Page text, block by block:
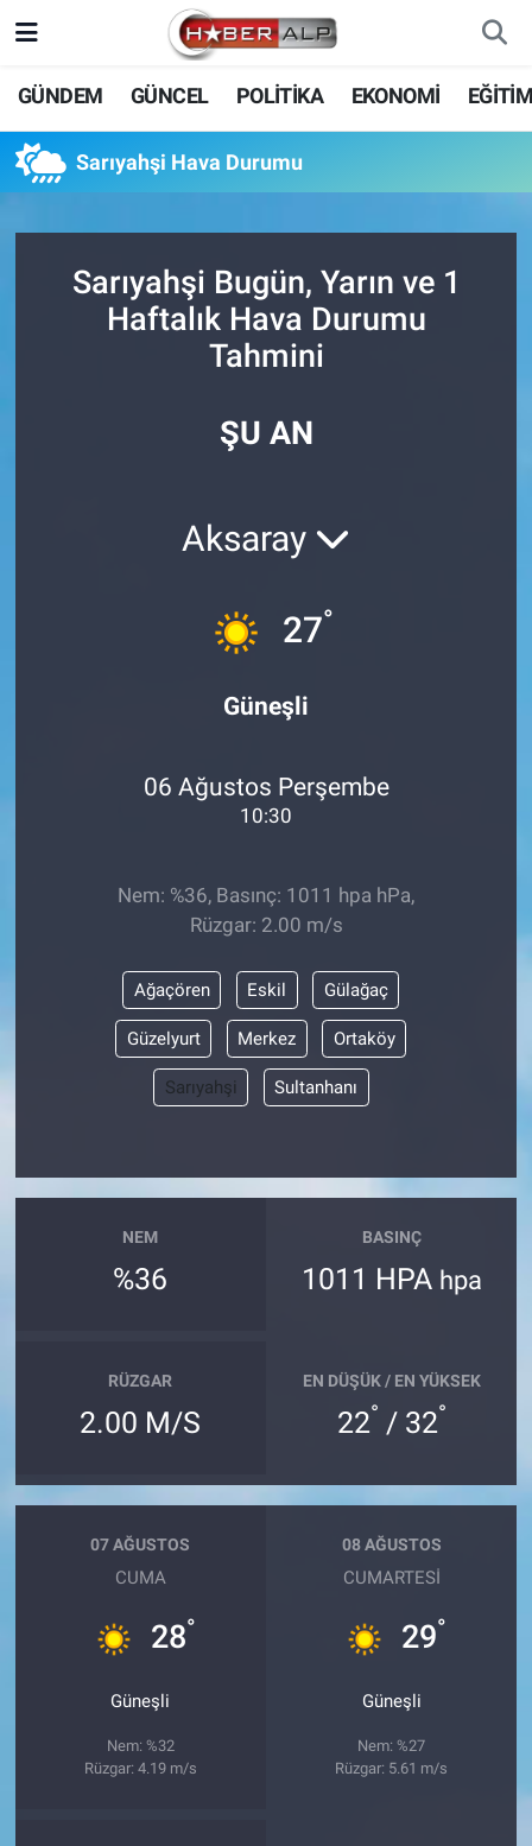
GÜNDEM GÜNCEL POLİTİKA EKONOMİ
Sarıyahşi Hava Durumu
Sarıyahşi Bugün, Yarın ve 1
Haftalık Hava Durumu
Tahmini
ŞU AN
Aksaray
27°
Güneşli
06 Ağustos Perşembe
10:30
Nem: %36, Basınç: 1011 hpa hPa,
Rüzgar: 2.00 m/s
Ağaçören Eskil Gülağaç
Güzelyurt Merkez Ortaköy
Sarıyahşi Sultanhanı
NEM
%36
BASINÇ
1011 HPA hpa
RÜZGAR
2.00 M/S
EN DÜŞÜK / EN YÜKSEK
22° / 32°
07 AĞUSTOS
CUMA
28°
Güneşli
Nem: %32
Rüzgar: 4.19 m/s
08 AĞUSTOS
CUMARTESI
29°
Güneşli
Nem: %27
Rüzgar: 5.61 m/s
Nöbetçi Eczaneler
Hava Durumu
Süper Lig Puan Durumu ve Fikstür
Tüm Manşetler